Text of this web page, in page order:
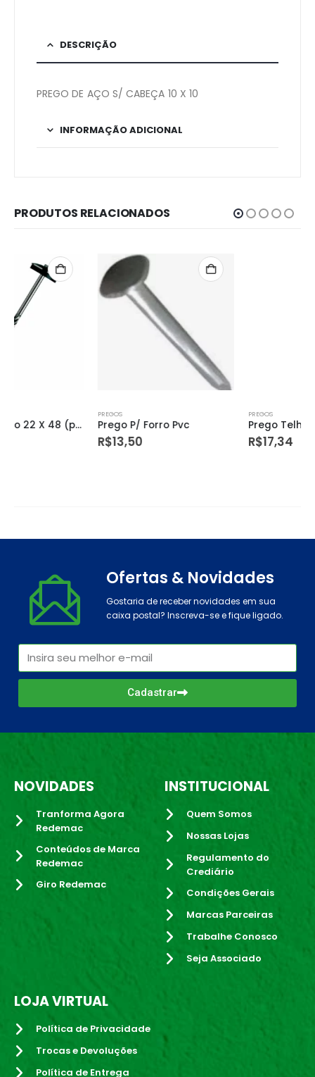
DESCRIÇÃO
PREGO DE AÇO S/ CABEÇA 10 X 10
INFORMAÇÃO ADICIONAL
PRODUTOS RELACIONADOS
Prego P/ Forro Pvc Prego Telheiro Galvanizado 18 X 30 Kg
Ofertas & Novidades
Gostaria de receber novidades em sua
caixa postal? Inscreva-se e fique ligado.
Cadastrar
NOVIDADES
Tranforma Agora
Redemac
Conteúdos de Marca
Redemac
Giro Redemac
INSTITUCIONAL
Quem Somos
Nossas Lojas
Regulamento do
Crediário
Condições Gerais
Marcas Parceiras
Trabalhe Conosco
Seja Associado
LOJA VIRTUAL
Política de Privacidade
Trocas e Devoluções
Política de Entrega